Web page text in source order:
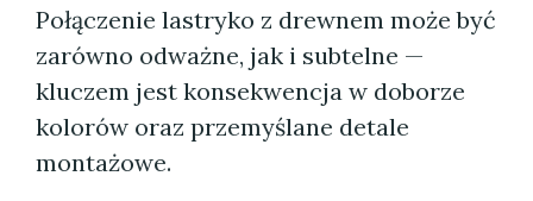
Połączenie lastryko z drewnem może być
zarówno odważne, jak i subtelne —
kluczem jest konsekwencja w doborze
kolorów oraz przemyślane detale
montażowe.